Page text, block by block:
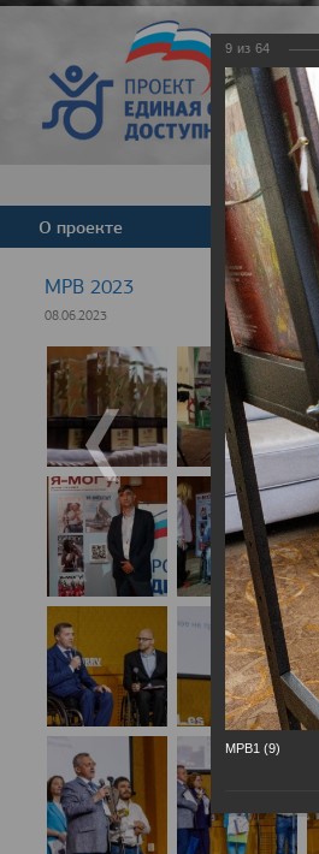
О проекте Команда
МРВ 2023
08.06.2023
9 из 64
МРВ1 (9)